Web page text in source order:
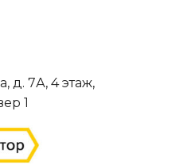
д. 7А, 4 этаж,
1